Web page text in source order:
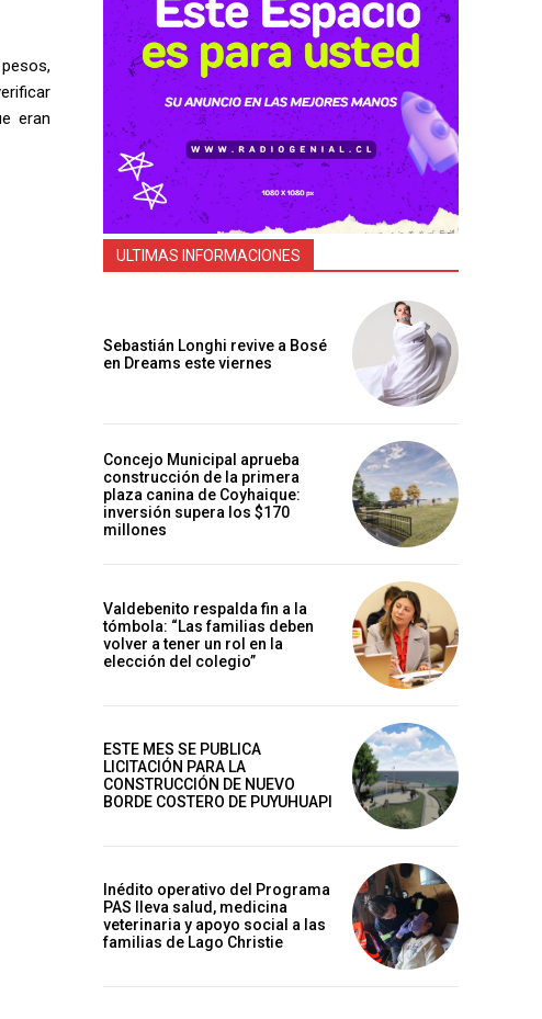
eran
ULTIMAS INFORMACIONES
Sebastián Longhi revive a Bosé
en Dreams este viernes
Concejo Municipal aprueba
construcción de la primera
plaza canina de Coyhaique:
inversión supera los $170
millones
Valdebenito respalda fin a la
tómbola: “Las familias deben
volver a tener un rol en la
elección del colegio”
ESTE MES SE PUBLICA
LICITACIÓN PARA LA
CONSTRUCCIÓN DE NUEVO
BORDE COSTERO DE PUYUHUAPI
Inédito operativo del Programa
PAS lleva salud, medicina
veterinaria y apoyo social a las
familias de Lago Christie